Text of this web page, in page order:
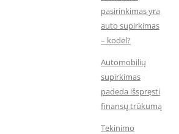
pasirinkimas yra
auto supirkimas
– kodėl?
Automobilių
supirkimas
padeda išspręsti
finansų trūkumą
Tekinimo